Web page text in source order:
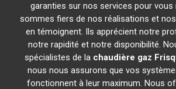
garanties sur nos services pour vous
sommes fiers de nos réalisations et
en témoignent. Ils apprécient notre
notre rapidité et notre disponibilité.
spécialistes de la chaudière gaz
nous nous assurons que vos
fonctionnent à leur maximum. Nous